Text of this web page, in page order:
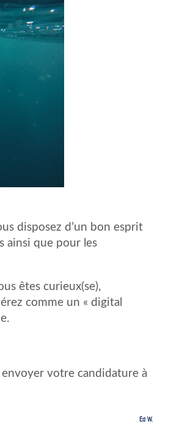
disposez d’un bon esprit
ainsi que pour les
êtes curieux(se),
comme un « digital
envoyer votre candidature à
Ed W.